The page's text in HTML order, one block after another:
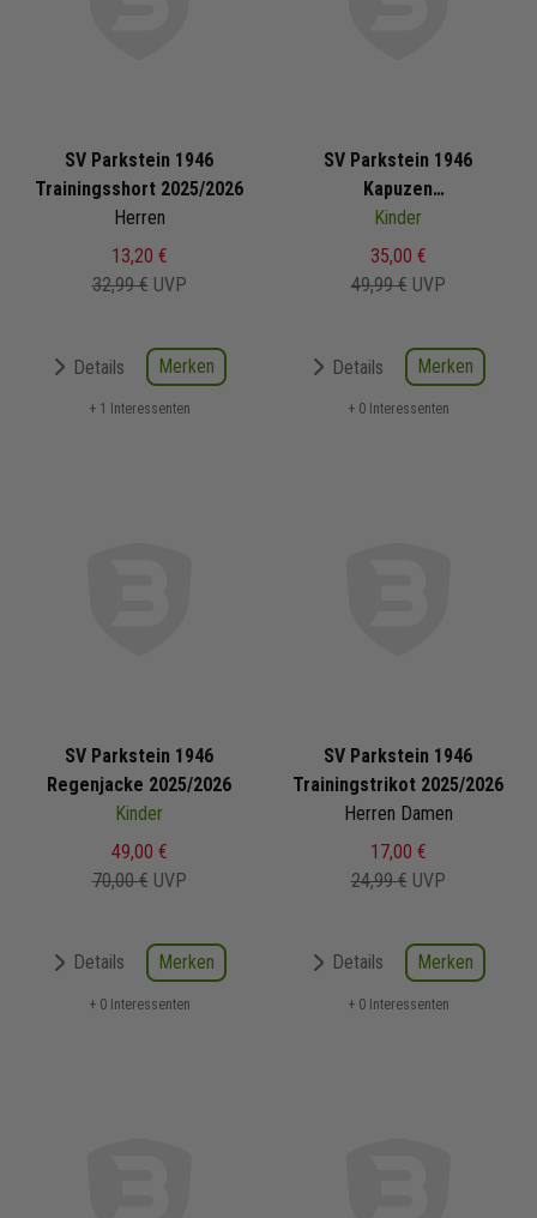
SV Parkstein 1946
Trainingsshort 2025/2026
Herren
13,20 €
32,99 € UVP
Details Merken
+ 1 Interessenten
SV Parkstein 1946
Kapuzen
Präsentationsjacke
2025/2026
Kinder
35,00 €
49,99 € UVP
Details Merken
+ 0 Interessenten
SV Parkstein 1946
Regenjacke 2025/2026
Kinder
49,00 €
70,00 € UVP
Details Merken
+ 0 Interessenten
SV Parkstein 1946
Trainingstrikot 2025/2026
Herren Damen
17,00 €
24,99 € UVP
Details Merken
+ 0 Interessenten